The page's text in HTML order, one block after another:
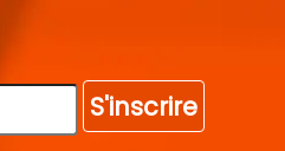
S'inscrire